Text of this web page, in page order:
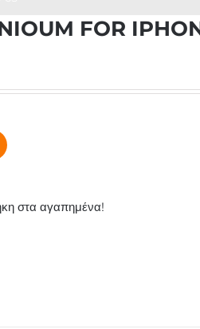
FOR
στα αγαπημένα!